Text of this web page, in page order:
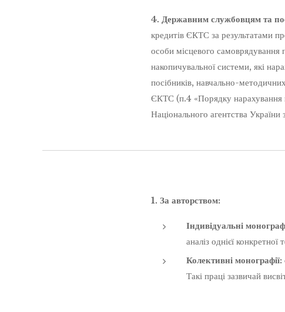
4. Державним службовцям та
кредитів ЄКТС за результатами
особи місцевого
накопичувальної системи, які
посібників, навчально-
ЄКТС (п.4 «Порядку нарахування
Національного агентства
1. За авторством:
Індивідуальні
аналіз однієї конкретної
Колективні монографії:
Такі праці зазвичай